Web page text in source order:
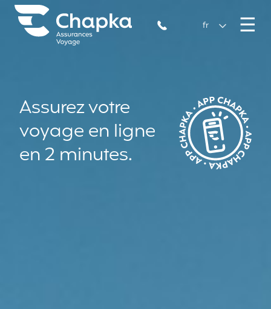
Aller directement au contenu
Chapka Assurances Voyages
+33 1 74 85 50 50
fr ☰
Assurez votre
voyage en ligne
en 2 minutes.